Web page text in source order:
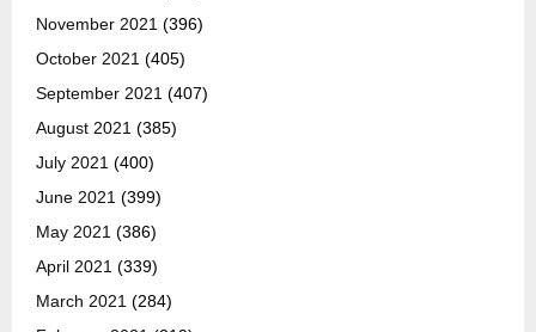
November 2021 (396)
October 2021 (405)
September 2021 (407)
August 2021 (385)
July 2021 (400)
June 2021 (399)
May 2021 (386)
April 2021 (339)
March 2021 (284)